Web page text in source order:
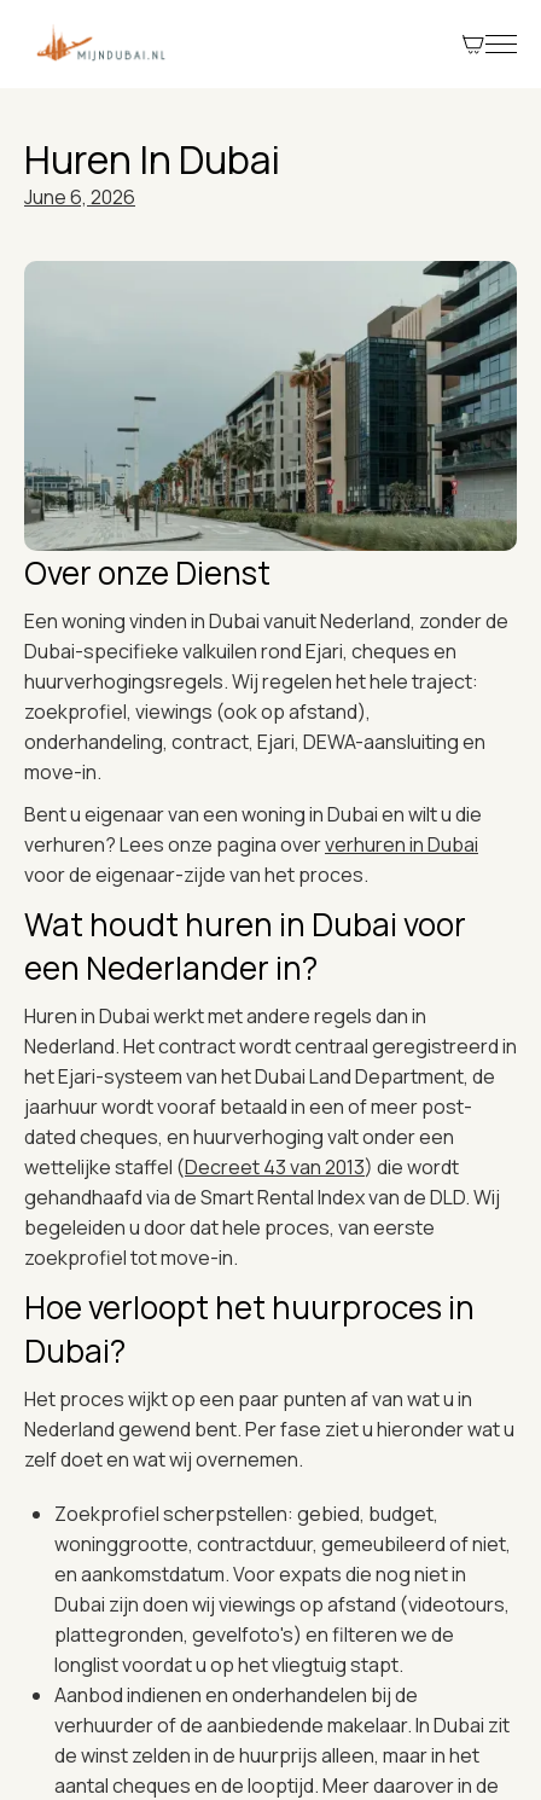
Huren In Dubai
June 6, 2026
Over onze Dienst
Een woning vinden in Dubai vanuit Nederland, zonder de
Dubai-specifieke valkuilen rond Ejari, cheques en
huurverhogingsregels. Wij regelen het hele traject:
zoekprofiel, viewings (ook op afstand),
onderhandeling, contract, Ejari, DEWA-aansluiting en
move-in.
Bent u eigenaar van een woning in Dubai en wilt u die
verhuren? Lees onze pagina oververhuren in Dubai
voor de eigenaar-zijde van het proces.
Wat houdt huren in Dubai voor
een Nederlander in?
Huren in Dubai werkt met andere regels dan in
Nederland. Het contract wordt centraal geregistreerd in
het Ejari-systeem van het Dubai Land Department, de
jaarhuur wordt vooraf betaald in een of meer post-
dated cheques, en huurverhoging valt onder een
wettelijke staffel (Decreet 43 van 2013) die wordt
gehandhaafd via de Smart Rental Index van de DLD. Wij
begeleiden u door dat hele proces, van eerste
zoekprofiel tot move-in.
Hoe verloopt het huurproces in
Dubai?
Het proces wijkt op een paar punten af van wat u in
Nederland gewend bent. Per fase ziet u hieronder wat u
zelf doet en wat wij overnemen.
Zoekprofiel scherpstellen: gebied, budget,
woninggrootte, contractduur, gemeubileerd of niet,
en aankomstdatum. Voor expats die nog niet in
Dubai zijn doen wij viewings op afstand (videotours,
plattegronden, gevelfoto's) en filteren we de
longlist voordat u op het vliegtuig stapt.
Aanbod indienen en onderhandelen bij de
verhuurder of de aanbiedende makelaar. In Dubai zit
de winst zelden in de huurprijs alleen, maar in het
aantal cheques en de looptijd. Meer daarover in de